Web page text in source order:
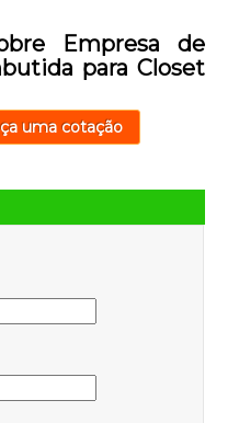
Empresa de
para Closet
uma cotação